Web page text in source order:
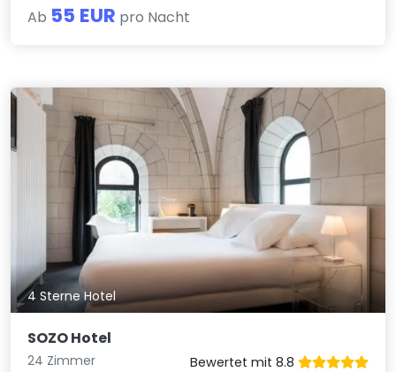
Ab 55 EUR pro Nacht
4 Sterne Hotel
SOZO Hotel
24 Zimmer
Bewertet mit 8.8